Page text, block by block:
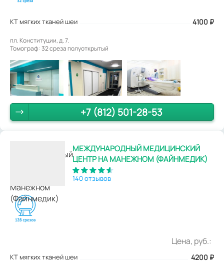
КТ мягких тканей шеи 4100 ₽
пл. Конституции, д. 7.
Томограф: 32 среза полуоткрытый
+7 (812) 501-28-53
МЕЖДУНАРОДНЫЙ МЕДИЦИНСКИЙ
ЦЕНТР НА МАНЕЖНОМ (ФАЙНМЕДИК)
140 отзывов
Цена, руб.:
КТ мягких тканей шеи 4200 ₽